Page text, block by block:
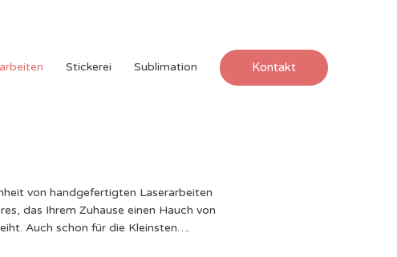
Stickerei Sublimation Kontakt
von handgefertigten Laserarbeiten
das Ihrem Zuhause einen Hauch von
Auch schon für die Kleinsten….